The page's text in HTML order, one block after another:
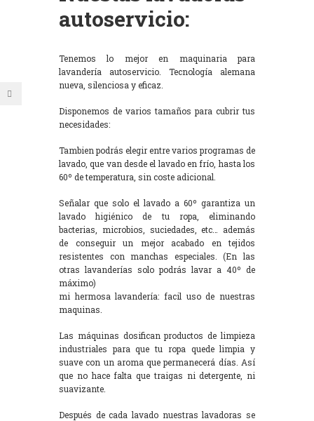
autoservicio:
Tenemos lo mejor en maquinaria para
lavandería autoservicio. Tecnología alemana
nueva, silenciosa y eficaz.
Disponemos de varios tamaños para cubrir tus
necesidades:
Tambien podrás elegir entre varios programas de
lavado, que van desde el lavado en frío, hasta los
60º de temperatura, sin coste adicional.
Señalar que solo el lavado a 60º garantiza un
lavado higiénico de tu ropa, eliminando
bacterias, microbios, suciedades, etc… además
de conseguir un mejor acabado en tejidos
resistentes con manchas especiales. (En las
otras lavanderías solo podrás lavar a 40º de
máximo)
mi hermosa lavandería: facil uso de nuestras
maquinas.
Las máquinas dosifican productos de limpieza
industriales para que tu ropa quede limpia y
suave con un aroma que permanecerá días. Así
que no hace falta que traigas ni detergente, ni
suavizante.
Después de cada lavado nuestras lavadoras se